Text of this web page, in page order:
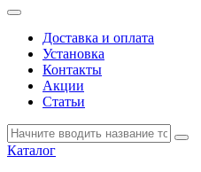
Доставка и оплата
Установка
Контакты
Акции
Статьи
Каталог